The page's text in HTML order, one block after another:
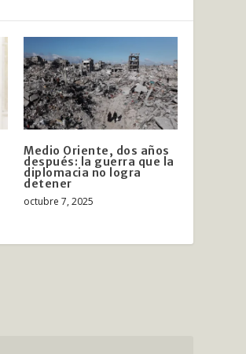
Medio Oriente, dos años
después: la guerra que la
diplomacia no logra
detener
octubre 7, 2025